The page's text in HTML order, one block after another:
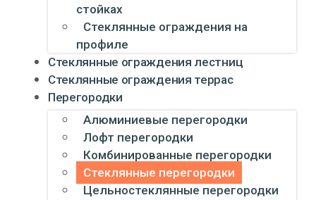
стойках
Стеклянные ограждения на
профиле
Стеклянные ограждения лестниц
Стеклянные ограждения террас
Перегородки
Алюминиевые перегородки
Лофт перегородки
Комбинированные перегородки
Стеклянные перегородки
Цельностеклянные перегородки